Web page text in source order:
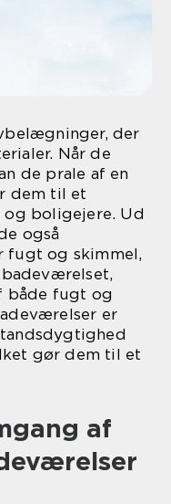
der
Når de
de prale af en
dem til et
boligejere. Ud
også
fugt og skimmel,
både fugt og
er
gør dem til et
af